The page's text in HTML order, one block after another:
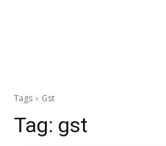
Tags Gst
Tag: gst